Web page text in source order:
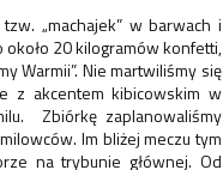
„machajek” w barwach i
około 20 kilogramów konfetti,
Warmii”. Nie martwiliśmy się
z akcentem kibicowskim w
Zbiórkę zaplanowaliśmy
Im bliżej meczu tym
na trybunie głównej. Od